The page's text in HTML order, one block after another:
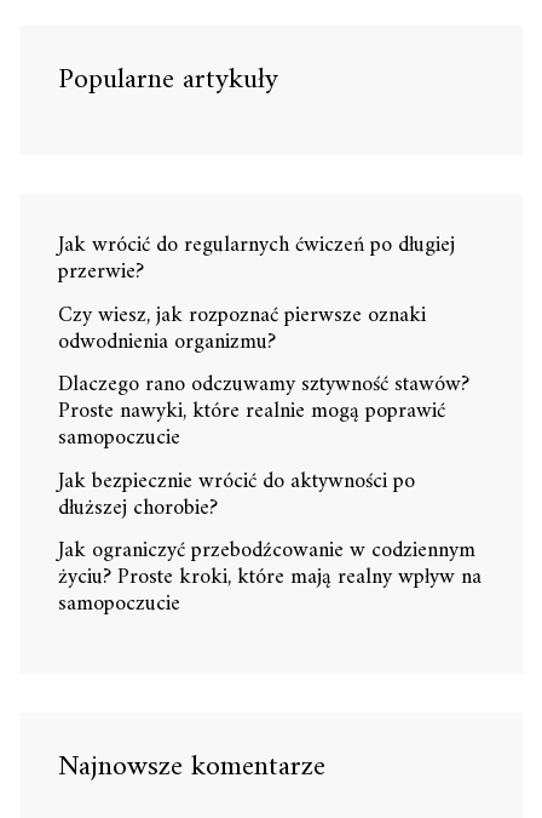
Popularne artykuły
Jak wrócić do regularnych ćwiczeń po długiej
przerwie?
Czy wiesz, jak rozpoznać pierwsze oznaki
odwodnienia organizmu?
Dlaczego rano odczuwamy sztywność stawów?
Proste nawyki, które realnie mogą poprawić
samopoczucie
Jak bezpiecznie wrócić do aktywności po
dłuższej chorobie?
Jak ograniczyć przebodźcowanie w codziennym
życiu? Proste kroki, które mają realny wpływ na
samopoczucie
Najnowsze komentarze